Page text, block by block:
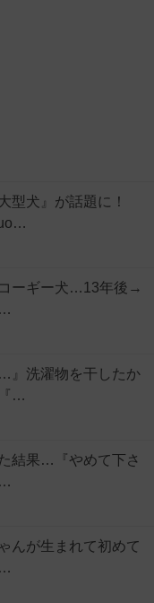
型犬』が話題に！
ーギー犬…13年後→
』洗濯物を干したか
…
結果…『やめて下さ
んが生まれて初めて